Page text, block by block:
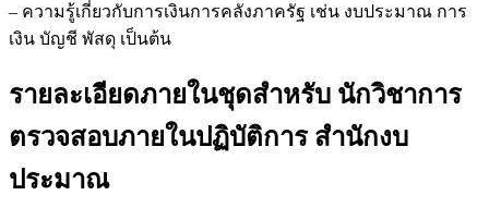
– ความรู้เกี่ยวกับการเงินการคลังภาครัฐ เช่น งบประมาณ การ
เงิน บัญชี พัสดุ เป็นต้น
รายละเอียดภายในชุดสำหรับ นักวิชาการ
ตรวจสอบภายในปฏิบัติการ สำนักงบ
ประมาณ